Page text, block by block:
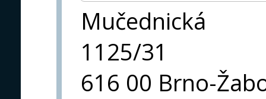
Mučednická
1125/31
616 00 Brno-